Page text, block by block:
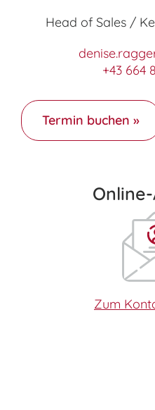
Head of Sales /
+43 664
Termin buchen »
Zum